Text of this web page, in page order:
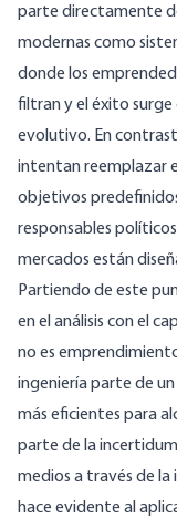
parte directamente
modernas como
donde los
filtran y el éxito
evolutivo. En
intentan reemplazar
objetivos
responsables
mercados están
Partiendo de este
en el análisis con el
no es
ingeniería parte de
más eficientes para
parte de la
medios a través de la
hace evidente al